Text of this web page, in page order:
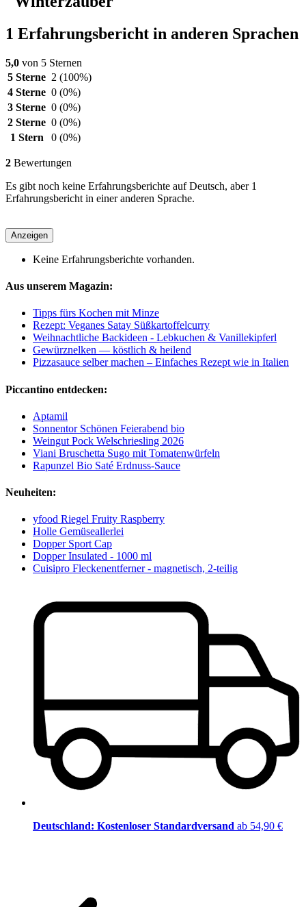
1 Erfahrungsbericht in anderen Sprachen
5,0 von 5 Sternen
5 Sterne 2 (100%)
4 Sterne 0 (0%)
3 Sterne 0 (0%)
2 Sterne 0 (0%)
1 Stern
0 (0%)
2 Bewertungen
Es gibt noch keine Erfahrungsberichte auf Deutsch, aber 1
Erfahrungsbericht in einer anderen Sprache.
Anzeigen
Keine Erfahrungsberichte vorhanden.
Aus unserem Magazin:
Tipps fürs Kochen mit Minze
Rezept: Veganes Satay Süßkartoffelcurry
Weihnachtliche Backideen - Lebkuchen & Vanillekipferl
Gewürznelken — köstlich & heilend
Pizzasauce selber machen – Einfaches Rezept wie in Italien
Piccantino entdecken:
Aptamil
Sonnentor Schönen Feierabend bio
Weingut Pock Welschriesling 2026
Viani Bruschetta Sugo mit Tomatenwürfeln
Rapunzel Bio Saté Erdnuss-Sauce
Neuheiten:
yfood Riegel Fruity Raspberry
Holle Gemüseallerlei
Dopper Sport Cap
Dopper Insulated - 1000 ml
Cuisipro Fleckenentferner - magnetisch, 2-teilig
Deutschland: Kostenloser Standardversand ab 54,90 €